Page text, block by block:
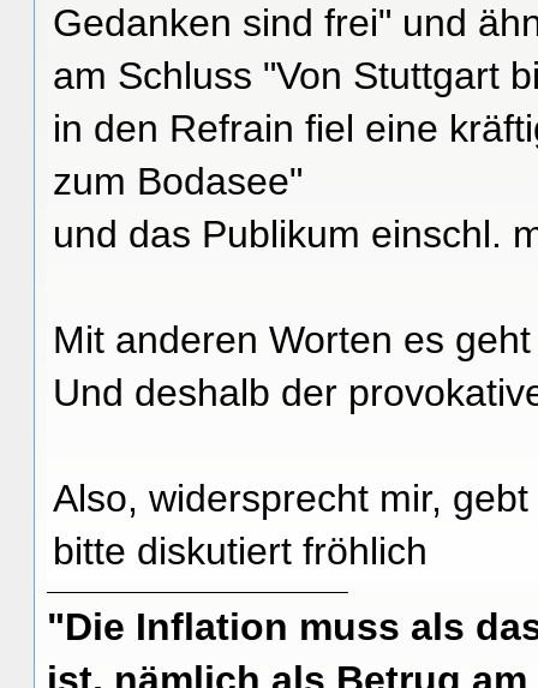
Gedanken sind frei" und
am Schluss "Von Stuttgart
in den Refrain fiel eine
zum Bodasee"
und das Publikum einschl.
Mit anderen Worten es
Und deshalb der
Also, widersprecht mir,
bitte diskutiert fröhlich
"Die Inflation muss als